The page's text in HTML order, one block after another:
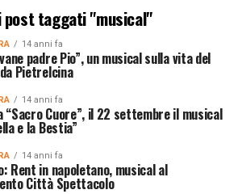
taggati "musical"
14 anni fa
padre Pio”, un musical sulla vita del
Pietrelcina
14 anni fa
“Sacro Cuore”, il 22 settembre il musical
e la Bestia”
14 anni fa
Rent in napoletano, musical al
Città Spettacolo